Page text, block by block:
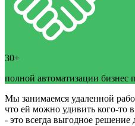
30+
полной автоматизации
Мы занимаемся удаленной
что ей можно удивить кого-то
- это всегда выгодное решение